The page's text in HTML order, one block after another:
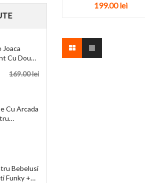
Joaca
Cu Doua
169.00lei
Cu Arcada
Bebelusi
Funky +
199.00lei